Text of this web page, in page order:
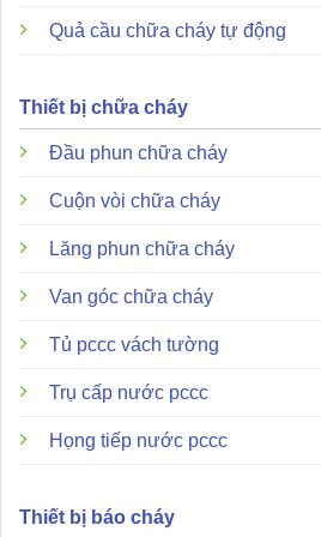
Đặc điểm và ưu điểm nổi bật
Quả cầu chữa cháy tự động
Thiết bị chữa cháy
Đầu phun chữa cháy
Cuộn vòi chữa cháy
Lăng phun chữa cháy
Van góc chữa cháy
Tủ pccc vách tường
Trụ cấp nước pccc
Họng tiếp nước pccc
Thiết bị báo cháy